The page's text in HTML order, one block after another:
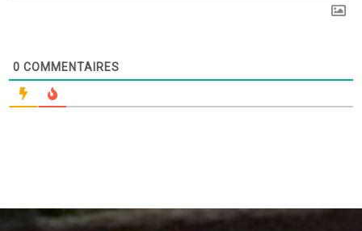
0 COMMENTAIRES